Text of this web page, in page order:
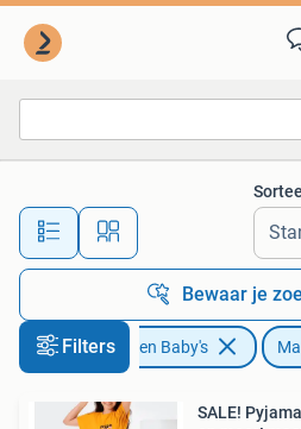
Alle afstanden…
Bewaar je
Filters
Kinderen en Baby's
SALE!